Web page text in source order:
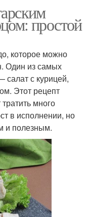
простой
которое можно
Один из самых
салат с курицей,
Этот рецепт
много
в исполнении, но
и полезным.